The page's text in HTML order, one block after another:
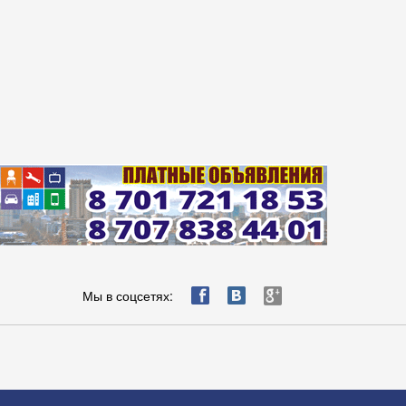
Мы в соцсетях: ä æ è